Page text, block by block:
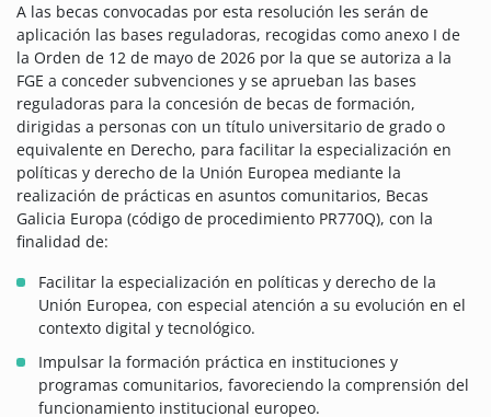
A las becas convocadas por esta resolución les serán de
aplicación las bases reguladoras, recogidas como anexo I de
la Orden de 12 de mayo de 2026 por la que se autoriza a la
FGE a conceder subvenciones y se aprueban las bases
reguladoras para la concesión de becas de formación,
dirigidas a personas con un título universitario de grado o
equivalente en Derecho, para facilitar la especialización en
políticas y derecho de la Unión Europea mediante la
realización de prácticas en asuntos comunitarios, Becas
Galicia Europa (código de procedimiento PR770Q), con la
finalidad de:
Facilitar la especialización en políticas y derecho de la
Unión Europea, con especial atención a su evolución en el
contexto digital y tecnológico.
Impulsar la formación práctica en instituciones y
programas comunitarios, favoreciendo la comprensión del
funcionamiento institucional europeo.